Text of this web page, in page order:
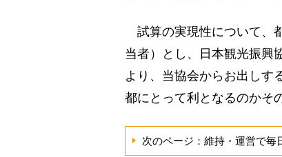
試算の実現性について、
当者）とし、日本観光振興
より、当協会からお出しす
都にとって利となるのかそ
次のページ：維持・運営で毎